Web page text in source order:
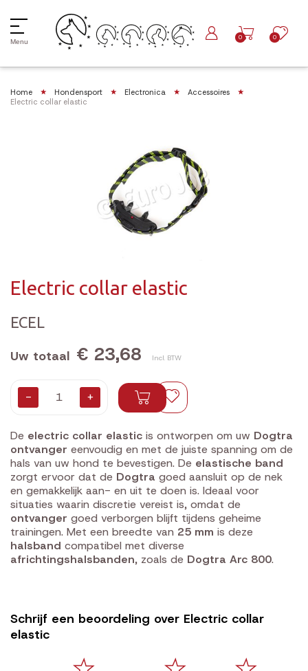
Menu
0 0
Home Hondensport Electronica
Accessoires
Electric collar elastic
Electric collar elastic
ECEL
Uw totaal € 23,68 Incl. BTW
- +
De electric collar elastic is ontworpen om uw Dogtra
ontvanger eenvoudig en met de juiste spanning om de
hals van uw hond te bevestigen. De elastische band
zorgt ervoor dat de Dogtra goed aansluit op de nek
en gemakkelijk aan- en uit te doen is. Ideaal voor
situaties waarin discretie vereist is, omdat de
ontvanger goed verborgen blijft tijdens geheime
trainingen. Met een breedte van 25 mm is deze
halsband compatibel met diverse
africhtingshalsbanden, zoals de Dogtra Arc 800.
Schrijf een beoordeling over Electric collar
elastic